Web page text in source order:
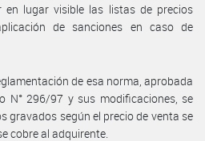
en lugar visible las listas de precios
de sanciones en caso de
de esa norma, aprobada
N° 296/97 y sus modificaciones, se
gravados según el precio de venta se
cobre al adquirente.